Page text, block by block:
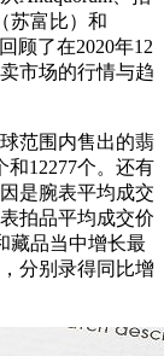
苏富比）和
顾了在2020年12
市场的行情与趋
范围内售出的翡
和12277个。还有
是腕表平均成交
拍品平均成交价
藏品当中增长最
分别录得同比增